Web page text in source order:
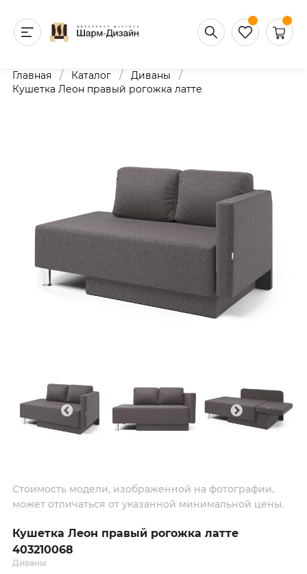
Главная / Каталог / Диваны /
Кушетка Леон правый рогожка латте
Стоимость модели, изображенной на фотографии,
может отличаться от указанной минимальной цены.
Кушетка Леон правый рогожка латте
403210068
Диваны